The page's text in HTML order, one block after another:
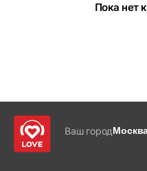
Пока нет
Ваш город